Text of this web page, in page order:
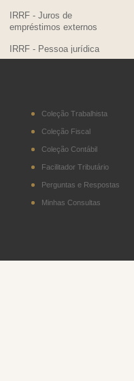
IRRF - Juros de
empréstimos externos
IRRF - Pessoa jurídica
residente no País,
IPI - Cigarros (posição
2402.20)
DITR - Declaração do
Imposto sobre a
Coleção Trabalhista
Coleção Fiscal
Coleção Contábil
Facilitador Tributário
Perguntas e Respostas
Minhas Consultas